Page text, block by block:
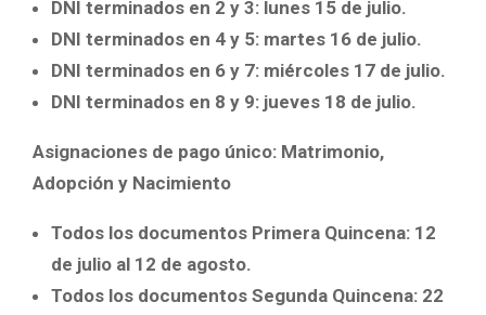
DNI terminados en 2 y 3: lunes 15 de julio.
DNI terminados en 4 y 5: martes 16 de julio.
DNI terminados en 6 y 7: miércoles 17 de julio.
DNI terminados en 8 y 9: jueves 18 de julio.
Asignaciones de pago único: Matrimonio,
Adopción y Nacimiento
Todos los documentos Primera Quincena: 12
de julio al 12 de agosto.
Todos los documentos Segunda Quincena: 22